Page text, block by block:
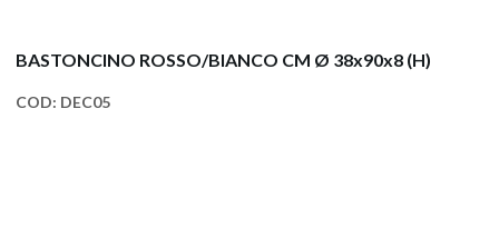
BASTONCINO ROSSO/BIANCO CM Ø 38x90x8 (H)
COD: DEC05